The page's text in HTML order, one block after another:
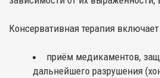
Консервативная терапия включает
приём медикаментов,
дальнейшего разрушения